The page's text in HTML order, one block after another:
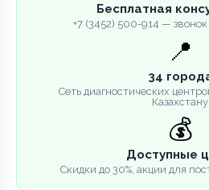
Бесплатная
+7 (3452) 500-914 —
📍
34
Сеть диагностических
Казахстану
💰
Доступные
Скидки до 30%, акции для